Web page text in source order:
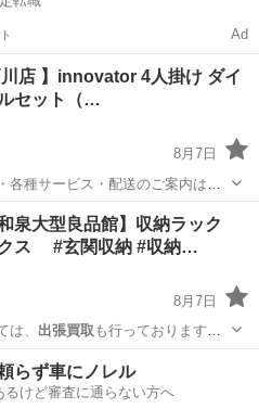
Ad
川店 】innovator 4人掛け ダイ
セット（…
8月7日
各種サービス・配送のご案内は
セット ダイニング
泉大型良品館】収納ラック
クス #玄関収納 #収納…
8月7日
、 出張買取 も行っておりますの
収納家具
らず車にノレル
るけど審査に通らない方へ